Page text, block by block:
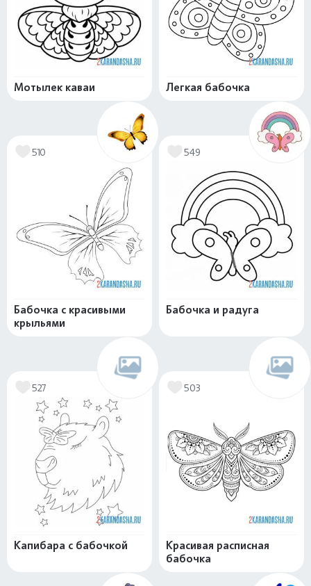
Мотылек каваи Легкая бабочка
510
Бабочка с красивыми
крыльями
549
Бабочка и радуга
527
Капибара с бабочкой
503
Красивая расписная
бабочка